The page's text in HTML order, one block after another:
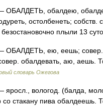
ОБАЛДЕТЬ, обалдею,
остолбенеть;
плыли 13
ОБАЛДЕТЬ, ею, еешь; совер.
обалдевать, аю,
словарь Ожегова
яросл., вологод. (балда,
со стакану пива